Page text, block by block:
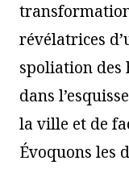
révélatrices
spoliation des
dans
la ville et de
Évoquons les